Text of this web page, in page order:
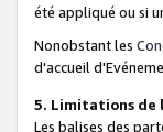
été appliqué ou si
Nonobstant les
d'accueil
5. Limitations de
Les balises des